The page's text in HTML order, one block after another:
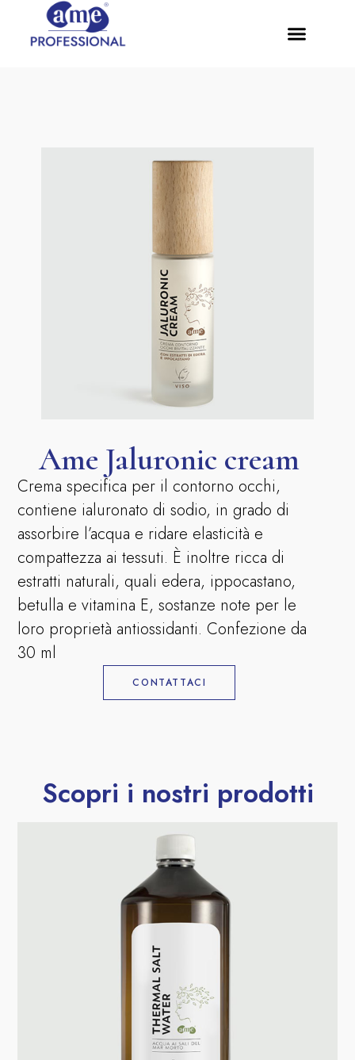
Ame Jaluronic cream
Crema specifica per il contorno occhi,
contiene ialuronato di sodio, in grado di
assorbire l’acqua e ridare elasticità e
compattezza ai tessuti. È inoltre ricca di
estratti naturali, quali edera, ippocastano,
betulla e vitamina E, sostanze note per le
loro proprietà antiossidanti. Confezione da
30 ml
CONTATTACI
Scopri i nostri prodotti